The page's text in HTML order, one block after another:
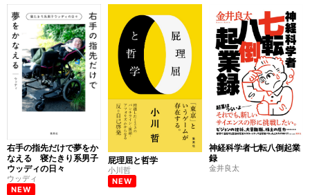
のび太君、船を買う
2/4 公開終了
黒い石の願い
1/21 公開終了
海に沈むエレベーター
1/7 公開終了
右手の指先だけで夢をか
なえる 寝たきり系男子
ウッディの日々
ウッディ
NEW
屁理屈と哲学
小川哲
NEW
神経科学者七転八倒起業
録
金井良太